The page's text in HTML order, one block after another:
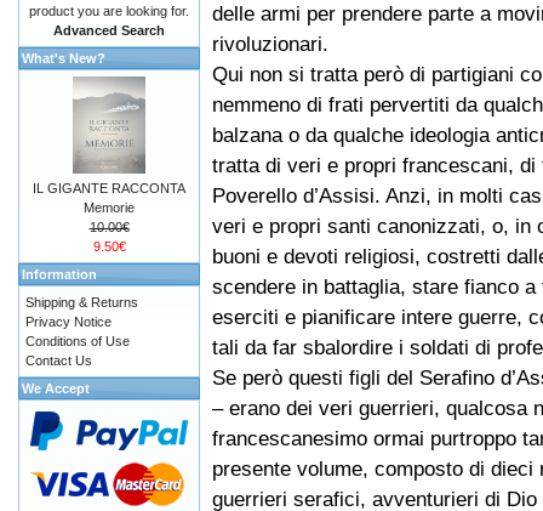
delle armi per prendere parte a
rivoluzionari.
Qui non si tratta però di partigiani
nemmeno di frati pervertiti da
balzana o da qualche ideologia
tratta di veri e propri francescani, di
Poverello d’Assisi. Anzi, in molti
veri e propri santi canonizzati, o, in
buoni e devoti religiosi, costretti
scendere in battaglia, stare fianco
eserciti e pianificare intere guerre,
tali da far sbalordire i soldati di
Se però questi figli del Serafino
– erano dei veri guerrieri, qualcosa
francescanesimo ormai purtroppo
presente volume, composto di
guerrieri serafici, avventurieri di
product you are looking for.
Advanced Search
What's New?
IL GIGANTE RACCONTA
Memorie
10.00€
9.50€
Information
Shipping & Returns
Privacy Notice
Conditions of Use
Contact Us
We Accept